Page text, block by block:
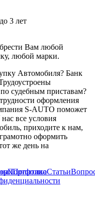
3 лет
Вам любой
любой марки.
Автомобиля? Банк
судебным приставам?
оформления
S-AUTO поможет
все условия
приходите к нам,
оформить
же день на
ПортфолиоСтатьи
Политика